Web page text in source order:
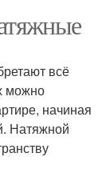
всё
можно
начиная
Натяжной